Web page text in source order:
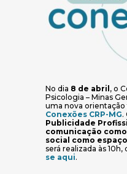
No dia 8 de abril , o
Psicologia – Minas
uma nova
Conexões CRP-MG.
Publicidade
comunicação
social como
será realizada às
se aqui(abre em
.